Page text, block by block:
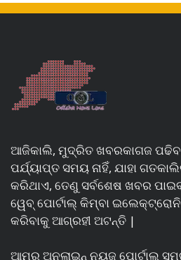
ଆଜିକାଲି, ମୁଦ୍ରିତ ଖବରକାଗଜ
ପର୍ଯ୍ୟାପ୍ତ ସମୟ ନାହିଁ, ଯାହା
କରିଥାଏ, ତେଣୁ ସର୍ବଶେଷ ଖବର
ୱେବ୍ ପୋର୍ଟାଲ୍ କିମ୍ବା
କରିବାକୁ ଆଗ୍ରହୀ ଅଟନ୍ତି |
ଆମର ଅନଲାଇନ୍ ନ୍ୟୁଜ୍ ପୋର୍ଟାଲ୍